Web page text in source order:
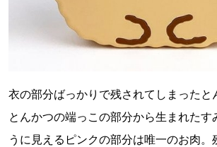
衣の部分ばっかりで残されてしまったと
とんかつの端っこの部分から生まれたす
うに見えるピンクの部分は唯一のお肉